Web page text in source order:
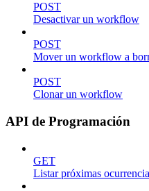
POST
Desactivar un workflow
POST
Mover un workflow a
POST
Clonar un workflow
API de Programación
GET
Listar próximas